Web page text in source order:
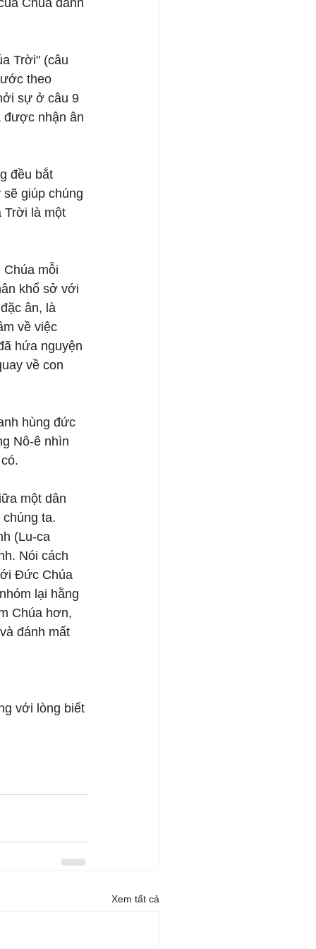
Chúa dành
Trời" (câu
theo
sự ở câu 9
được nhận ân
đều bắt
giúp chúng
Trời là một
mỗi
khổ sở với
ân, là
về việc
hứa nguyện
về con
hùng đức
Nô-ê nhìn
một dân
ta.
(Lu-ca
Nói cách
Đức Chúa
lại hằng
Chúa hơn,
đánh mất
với lòng biết
Xem tất cả